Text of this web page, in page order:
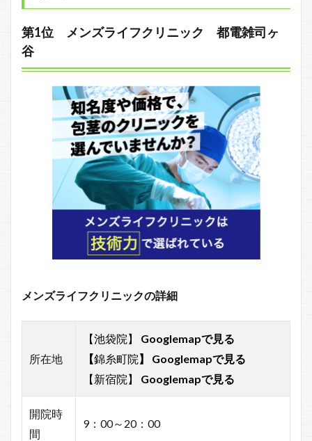
第1位 メンズライフクリニック 都電雑司ヶ
谷
メンズライフクリニックの詳細
所在地
【池袋院】
Googlemapで見る
【錦糸町院】
Googlemapで見る
【新宿院】 Googlemapで見る
開院時
間
9：00～20：00